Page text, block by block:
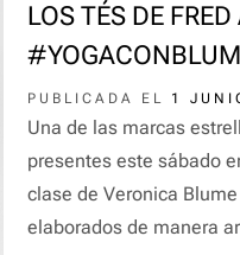
LOS TÉS DE
PUBLICADA EL 1
Una de las marcas
presentes este sábado
clase de Veronica
elaborados de manera